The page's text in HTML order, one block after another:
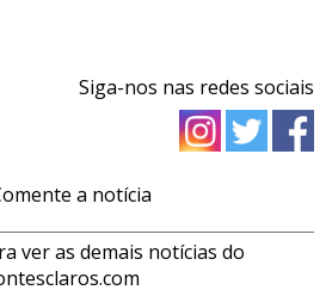
Siga-nos nas redes sociais
a notícia
ver as demais notícias do